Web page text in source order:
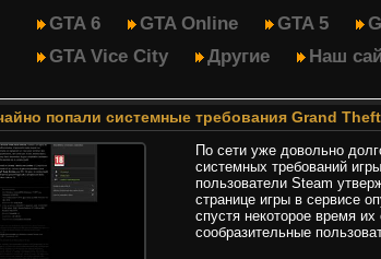
GTA 6 GTA Online GTA 5
GTA Vice City
Другие Наш
попали системные требования Grand
По сети уже довольно
системных требований
пользователи Steam
странице игры в сервисе
спустя некоторое время
сообразительные